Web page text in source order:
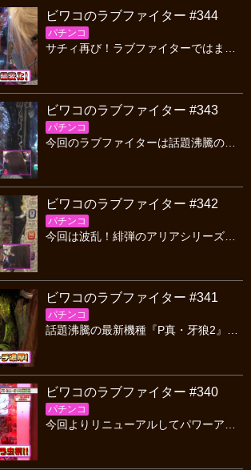
ビワコのラブファイター #344
パチンコ
サチィ再び！ラブファイターではまったく活躍できない男のリベンジバトル！絶対に負けられない中、一体どんな立ち回りを見せるのか！？サチィのガチ実戦にご注目ください！
ビワコのラブファイター #343
パチンコ
ビワコのラブファイター #342
パチンコ
ビワコのラブファイター #341
パチンコ
話題沸騰の最新機種『P真・牙狼2』を実戦！トータル継続率81%の黄金STを徹底解説いたします！ビワコと抜群の相性を誇る牙狼シリーズで大勝なるか！？乞うご期待！
ビワコのラブファイター #340
パチンコ